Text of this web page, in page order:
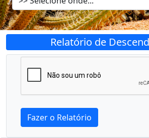
Relatório de